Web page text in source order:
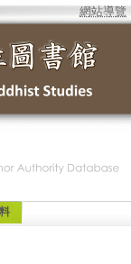
網站導覽